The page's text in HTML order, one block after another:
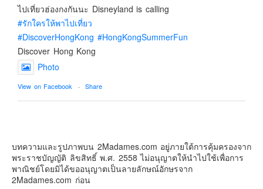
บทความครอบครัว
Beauty Review
รีวิวสายการบิน
Products & Applications
ไปเที่ยวฮ่องกงกันนะ Disneyland is calling
#รักใครให้พาไปเที่ยว
#DiscoverHongKong #HongKongSummerFun
Discover Hong Kong
Photo
View on Facebook · Share
เตรียมไว้หนวด ถอยปืนลูกซอง
#น้องเกรซ #ลูกสาวเราเป็นสาวแล้ว
Photo
บทความและรูปภาพบน 2Madames.com อยู่ภายใต้การคุ้มครองจาก
พระราชบัญญัติ ลิขสิทธิ์ พ.ศ. 2558 ไม่อนุญาตให้นำไปใช้เพื่อการ
พาณิชย์โดยมิได้ขออนุญาตเป็นลายลักษณ์อักษรจาก
2Madames.com ก่อน